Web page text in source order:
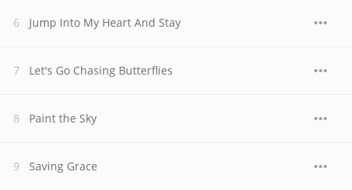
Jump Into My Heart And Stay
Let's Go Chasing Butterflies
Paint the Sky
Saving Grace